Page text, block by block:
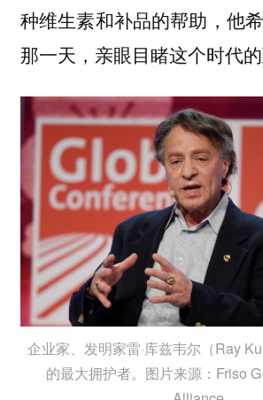
种维生素和补品的帮助，他
那一天，亲眼目睹这个时代的
企业家、发明家雷·库兹韦尔（Ray
的最大拥护者。图片来源：Friso